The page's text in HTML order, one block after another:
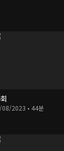
08/2023 • 44분